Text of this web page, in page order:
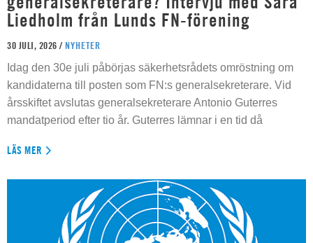
Liedholm från Lunds FN-förening
30 JULI, 2026 / NYHETER
Idag den 30e juli påbörjas säkerhetsrådets omröstning om
kandidaterna till posten som FN:s generalsekreterare. Vid
årsskiftet avslutas generalsekreterare Antonio Guterres
mandatperiod efter tio år. Guterres lämnar i en tid då
LÄS MER